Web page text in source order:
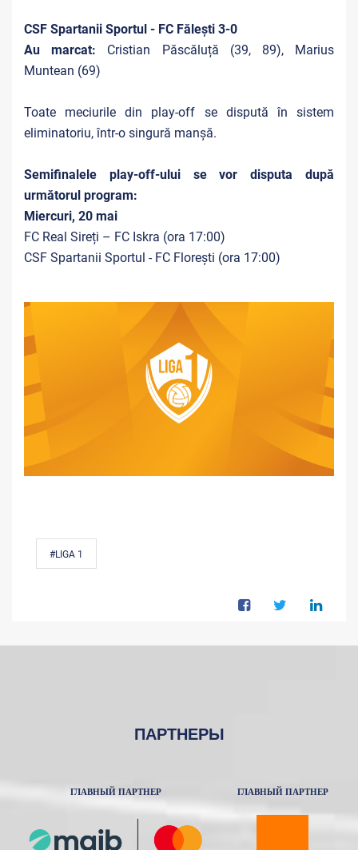
CSF Spartanii Sportul - FC Fălești 3-0
Au marcat: Cristian Păscăluță (39, 89), Marius
Muntean (69)
Toate meciurile din play-off se dispută în sistem
eliminatoriu, într-o singură manșă.
Semifinalele play-off-ului se vor disputa după
următorul program:
Miercuri, 20 mai
FC Real Sireți – FC Iskra (ora 17:00)
CSF Spartanii Sportul - FC Florești (ora 17:00)
#LIGA 1
ПАРТНЕРЫ
ГЛАВНЫЙ ПАРТНЕР ГЛАВНЫЙ ПАРТНЕР